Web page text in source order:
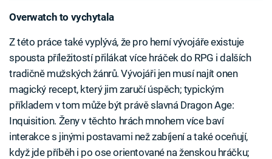
Overwatch to vychytala
Z této práce také vyplývá, že pro herní vývojáře existuje
spousta příležitostí přilákat více hráček do RPG i dalších
tradičně mužských žánrů. Vývojáři jen musí najít onen
magický recept, který jim zaručí úspěch; typickým
příkladem v tom může být právě slavná Dragon Age:
Inquisition. Ženy v těchto hrách mnohem více baví
interakce s jinými postavami než zabíjení a také oceňují,
když jde příběh i po ose orientované na ženskou hráčku;